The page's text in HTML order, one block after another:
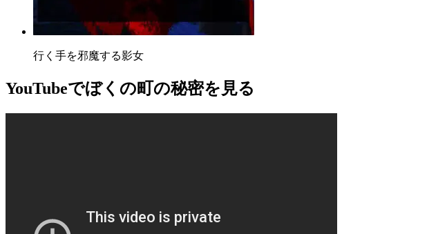
行く手を邪魔する影女
YouTubeでぼくの町の秘密を見る